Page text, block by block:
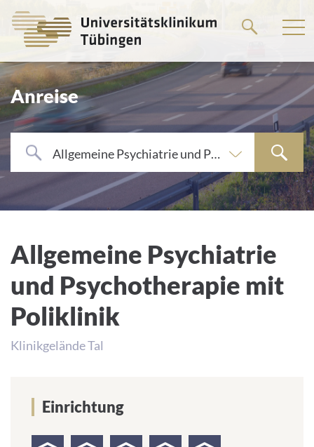
zum
Anreise
Allgemeine Psychiatrie und Psychotherapie mit Poliklinik
Allgemeine Psychiatrie
und Psychotherapie mit
Poliklinik
Klinikgelände Tal
Einrichtung